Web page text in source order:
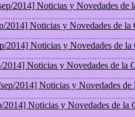
2014] Noticias y Novedades de
2014] Noticias y Novedades de la
2014] Noticias y Novedades de la
2014] Noticias y Novedades de la
2014] Noticias y Novedades de
2014] Noticias y Novedades de la